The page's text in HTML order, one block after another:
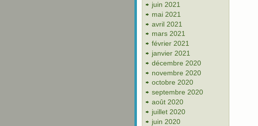
juin 2021
mai 2021
avril 2021
mars 2021
février 2021
janvier 2021
décembre 2020
novembre 2020
octobre 2020
septembre 2020
août 2020
juillet 2020
juin 2020